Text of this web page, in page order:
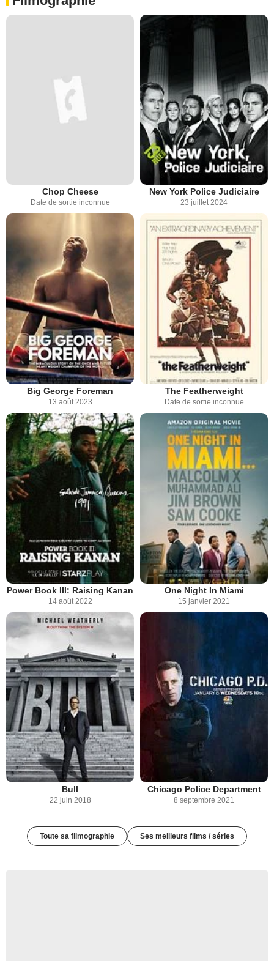
Chop Cheese
Date de sortie inconnue
New York Police Judiciaire
23 juillet 2024
Big George Foreman
13 août 2023
The Featherweight
Date de sortie inconnue
Power Book III: Raising Kanan
14 août 2022
One Night In Miami
15 janvier 2021
Bull
22 juin 2018
Chicago Police Department
8 septembre 2021
Toute sa filmographie Ses meilleurs films / séries